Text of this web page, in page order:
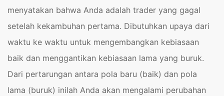
menyatakan bahwa Anda adalah trader yang gagal
setelah kekambuhan pertama. Dibutuhkan upaya dari
waktu ke waktu untuk mengembangkan kebiasaan
baik dan menggantikan kebiasaan lama yang buruk.
Dari pertarungan antara pola baru (baik) dan pola
lama (buruk) inilah Anda akan mengalami perubahan